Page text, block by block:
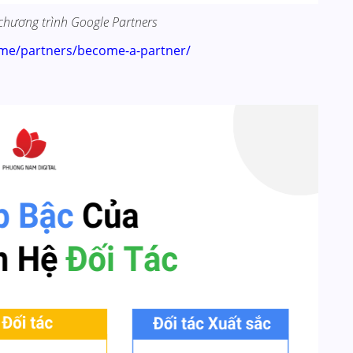
trình Google Partners
partners/become-a-partner/